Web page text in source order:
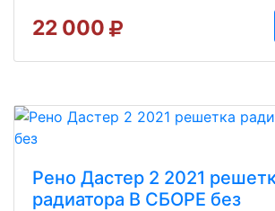
22 000
Рено Дастер 2 2021
радиатора В СБОРЕ без